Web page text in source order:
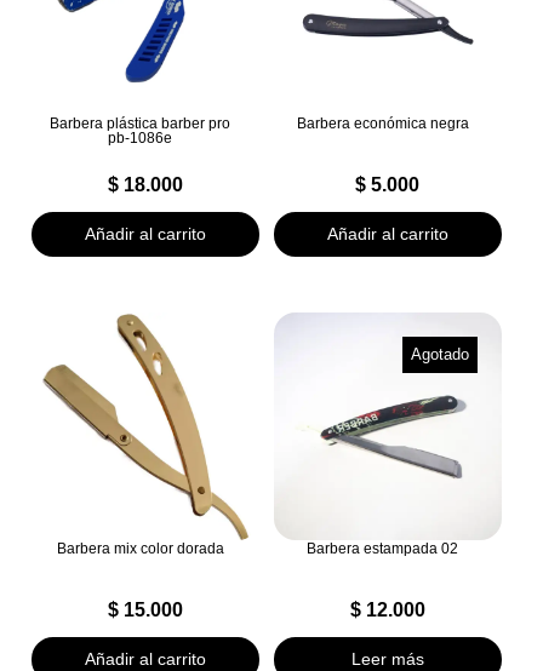
Barbera plástica barber pro
pb-1086e
$18.000
Añadir al carrito
Barbera económica negra
$ 5.000
Añadir al carrito
Barbera mix color dorada
$15.000
Añadir al carrito
Agotado
Barbera estampada 02
$12.000
Leer más